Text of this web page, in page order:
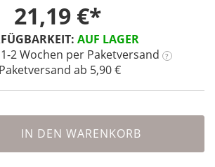
AUF LAGER
2 Wochen per Paketversand ?
Paketversand ab 5,90 €
21,19 €
IN DEN WARENKORB